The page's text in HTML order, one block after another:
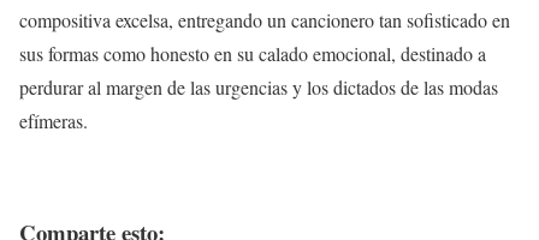
compositiva excelsa, entregando un cancionero tan sofisticado en
sus formas como honesto en su calado emocional, destinado a
perdurar al margen de las urgencias y los dictados de las modas
efímeras.
Comparte esto: